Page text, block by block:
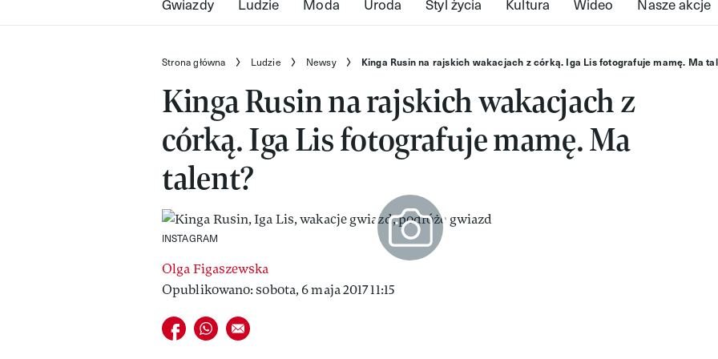
Strona główna Ludzie Newsy Kinga Rusin na rajskich wakacjach z córką. Iga Lis fotografuje mamę. Ma
Kinga Rusin na rajskich wakacjach z
córką. Iga Lis fotografuje mamę. Ma
talent?
INSTAGRAM
Olga Figaszewska
Opublikowano: sobota, 6 maja 2017 11:15
Udostępnij na facebook
Udostępnij na whatsapp
E-mail do przyjaciela